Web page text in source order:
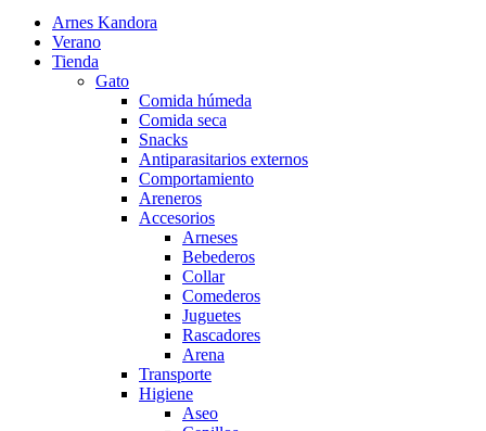
Arnes Kandora
Verano
Tienda
Gato
Comida húmeda
Comida seca
Snacks
Antiparasitarios externos
Comportamiento
Areneros
Accesorios
Arneses
Bebederos
Collar
Comederos
Juguetes
Rascadores
Arena
Transporte
Higiene
Aseo